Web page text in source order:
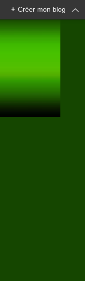
+ Créer mon blog